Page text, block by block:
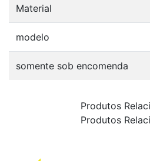
Material
modelo
somente sob encomenda
Produtos
Produtos